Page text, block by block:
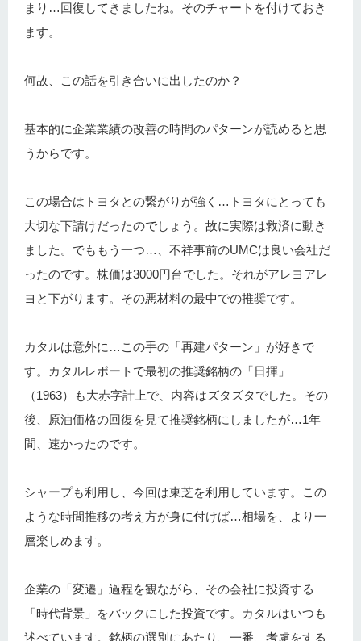
まり…回復してきましたね。そのチャートを付けておき
ます。
何故、この話を引き合いに出したのか？
基本的に企業業績の改善の時間のパターンが読めると思
うからです。
この場合はトヨタとの繋がりが強く…トヨタにとっても
大切な下請けだったのでしょう。故に実際は救済に動き
ました。でももう一つ…、不祥事前のUMCは良い会社だ
ったのです。株価は3000円台でした。それがアレヨアレ
ヨと下がります。その悪材料の最中での推奨です。
カタルは意外に…この手の「再建パターン」が好きで
す。カタルレポートで最初の推奨銘柄の「日揮」
（1963）も大赤字計上で、内容はズタズタでした。その
後、原油価格の回復を見て推奨銘柄にしましたが…1年
間、速かったのです。
シャープも利用し、今回は東芝を利用しています。この
ような時間推移の考え方が身に付けば…相場を、より一
層楽しめます。
企業の「変遷」過程を観ながら、その会社に投資する
「時代背景」をバックにした投資です。カタルはいつも
述べています。銘柄の選別にあたり、一番、考慮をする